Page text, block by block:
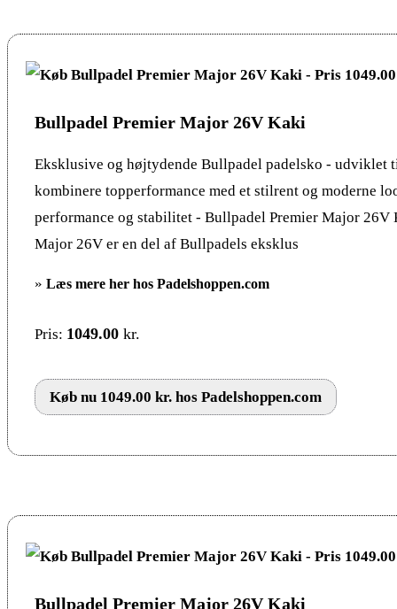
Bullpadel Premier Major 26V Kaki
Eksklusive og højtydende Bullpadel padelsko - udviklet
kombinere topperformance med et stilrent og moderne
performance og stabilitet - Bullpadel Premier Major 26V
Major 26V er en del af Bullpadels eksklus
» Læs mere her hos Padelshoppen.com
Pris: 1049.00 kr.
Køb nu 1049.00 kr. hos Padelshoppen.com
Bullpadel Premier Major 26V Kaki